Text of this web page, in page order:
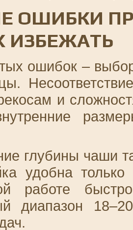
ОШИБКИ
ИЗБЕЖАТЬ
ошибок –
и
глубины чаши
удобна
работе
диапазон